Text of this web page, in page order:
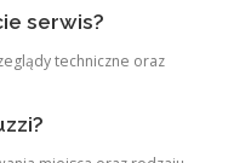
serwis?
techniczne oraz